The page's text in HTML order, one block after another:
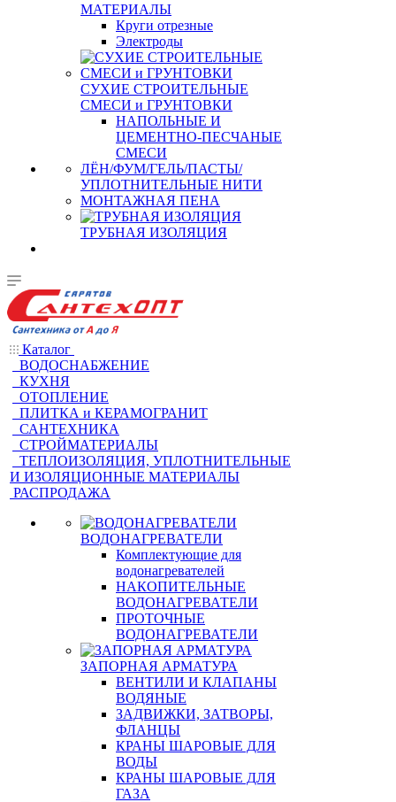
МАТЕРИАЛЫ
Круги отрезные
Электроды
СУХИЕ СТРОИТЕЛЬНЫЕ
СМЕСИ и ГРУНТОВКИ
НАПОЛЬНЫЕ И
ЦЕМЕНТНО-ПЕСЧАНЫЕ
СМЕСИ
ЛЁН/ФУМ/ГЕЛЬ/ПАСТЫ/
УПЛОТНИТЕЛЬНЫЕ НИТИ
МОНТАЖНАЯ ПЕНА
ТРУБНАЯ ИЗОЛЯЦИЯ
Каталог
ВОДОСНАБЖЕНИЕ
КУХНЯ
ОТОПЛЕНИЕ
ПЛИТКА и КЕРАМОГРАНИТ
САНТЕХНИКА
СТРОЙМАТЕРИАЛЫ
ТЕПЛОИЗОЛЯЦИЯ, УПЛОТНИТЕЛЬНЫЕ
И ИЗОЛЯЦИОННЫЕ МАТЕРИАЛЫ
РАСПРОДАЖА
ВОДОНАГРЕВАТЕЛИ
Комплектующие для
водонагревателей
НАКОПИТЕЛЬНЫЕ
ВОДОНАГРЕВАТЕЛИ
ПРОТОЧНЫЕ
ВОДОНАГРЕВАТЕЛИ
ЗАПОРНАЯ АРМАТУРА
ВЕНТИЛИ И КЛАПАНЫ
ВОДЯНЫЕ
ЗАДВИЖКИ, ЗАТВОРЫ,
ФЛАНЦЫ
КРАНЫ ШАРОВЫЕ ДЛЯ
ВОДЫ
КРАНЫ ШАРОВЫЕ ДЛЯ
ГАЗА